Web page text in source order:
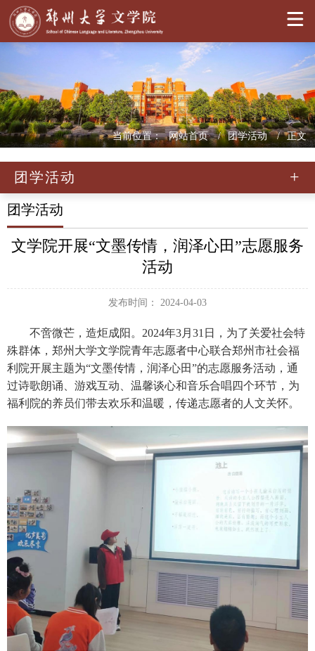
> 当前位置： 网站首页 团学活动 正文
团学活动
团学活动
文学院开展“文墨传情，润泽心田”志愿服务
活动
发布时间： 2024-04-03
不啻微芒，造炬成阳。2024年3月31日，为了关爱社会特
殊群体，郑州大学文学院青年志愿者中心联合郑州市社会福
利院开展主题为“文墨传情，润泽心田”的志愿服务活动，通
过诗歌朗诵、游戏互动、温馨谈心和音乐合唱四个环节，为
福利院的养员们带去欢乐和温暖，传递志愿者的人文关怀。